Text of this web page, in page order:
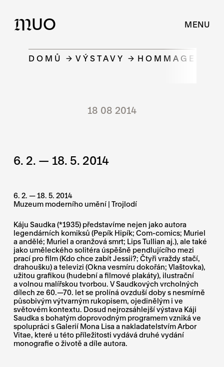
MUO MENU
DOMŮ VÝSTAVY HOMMAGE Ā
18 08 2014
6. 2. — 18. 5. 2014
6. 2. — 18. 5. 2014
Muzeum moderního umění | Trojlodí
Káju Saudka (*1935) představíme nejen jako autora
legendárních komiksů (Pepík Hipík; Com-comics; Muriel
a andělé; Muriel a oranžová smrt; Lips Tullian aj.), ale také
jako uměleckého solitéra úspěšně pendlujícího mezi
prací pro film (Kdo chce zabít Jessii?; Čtyři vraždy stačí,
drahoušku) a televizi (Okna vesmíru dokořán; Vlaštovka),
užitou grafikou (hudební a filmové plakáty), ilustrační
a volnou malířskou tvorbou. V Saudkových vrcholných
dílech ze 60.—70. let se prolíná ovzduší doby s nesmírně
působivým výtvarným rukopisem, ojedinělým i ve
světovém kontextu. Dosud nejrozsáhlejší výstava Káji
Saudka s bohatým doprovodným programem vzniká ve
spolupráci s Galerií Mona Lisa a nakladatelstvím Arbor
Vitae, které u této příležitosti vydává druhé vydání
monografie o životě a díle autora.